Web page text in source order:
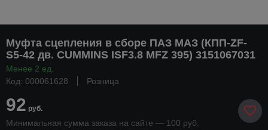
Муфта сцепления в сборе ПАЗ МАЗ (КПП-ZF-
S5-42 дв. CUMMINS ISF3.8 MFZ 395) 3151067031
Менее 2 ед.
Код: 000061628
Розница
92 руб.
Минимальная сумма заказа на сайте — 100 руб.